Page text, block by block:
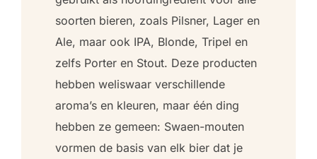
soorten bieren, zoals Pilsner, Lager en
Ale, maar ook IPA, Blonde, Tripel en
zelfs Porter en Stout. Deze producten
hebben weliswaar verschillende
aroma’s en kleuren, maar één ding
hebben ze gemeen: Swaen-mouten
vormen de basis van elk bier dat je